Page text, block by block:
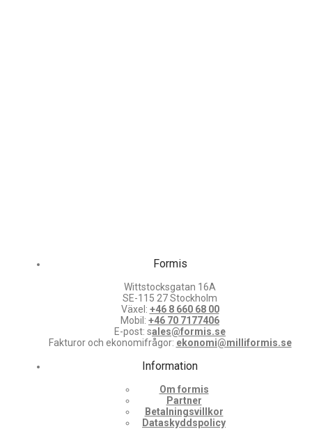
Formis
Wittstocksgatan 16A
SE-115 27 Stockholm
Växel: +46 8 660 68 00
Mobil: +46 70 7177406
E-post: sales@formis.se
Fakturor och ekonomifrågor: ekonomi@milliformis.se
Information
Om formis
Partner
Betalningsvillkor
Dataskyddspolicy